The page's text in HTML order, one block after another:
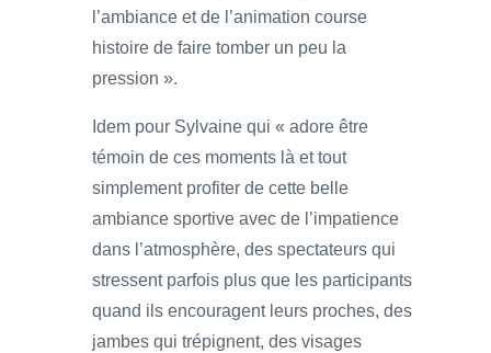
l’ambiance et de l’animation course
histoire de faire tomber un peu la
pression ».
Idem pour Sylvaine qui « adore être
témoin de ces moments là et tout
simplement profiter de cette belle
ambiance sportive avec de l’impatience
dans l’atmosphère, des spectateurs qui
stressent parfois plus que les participants
quand ils encouragent leurs proches, des
jambes qui trépignent, des visages